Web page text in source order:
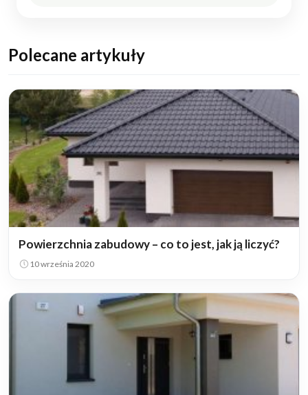
Polecane artykuły
Powierzchnia zabudowy – co to jest, jak ją liczyć?
10 września 2020